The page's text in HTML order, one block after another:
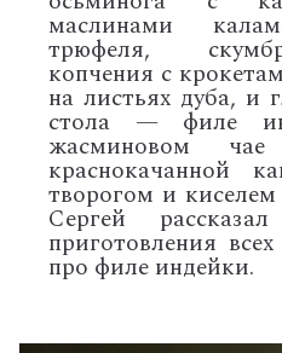
маслинами
трюфеля,
копчения с
на листьях дуба, и
стола — филе
жасминовом
краснокачанной
творогом и
Сергей
приготовления
про филе индейки.